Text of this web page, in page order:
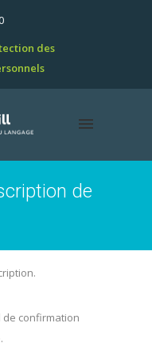
des
de
de confirmation